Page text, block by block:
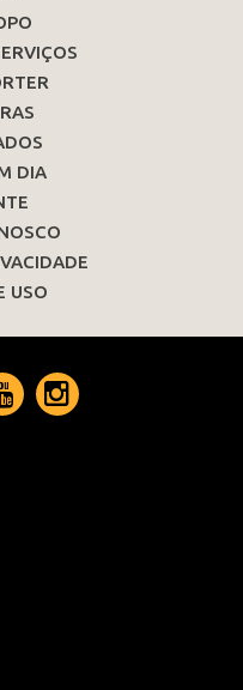
DIA
USO